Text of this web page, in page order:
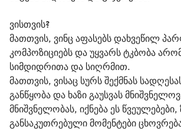
ვისთვის?
მათთვის, ვინც აფასებს დახვეწილ
კომპოზიციებს და უყვარს ტკბობა
სიმდიდრითა და სიღრმით.
მათთვის, ვისაც სურს შექმნას
განწყობა და ხაზი გაუსვას
მნიშვნელობას, იქნება ეს წვეულებები,
განსაკუთრებული მომენტები